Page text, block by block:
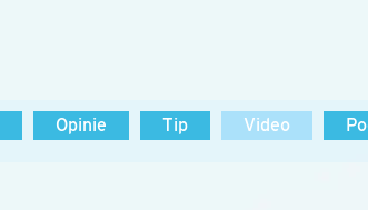
Opinie Tip Video